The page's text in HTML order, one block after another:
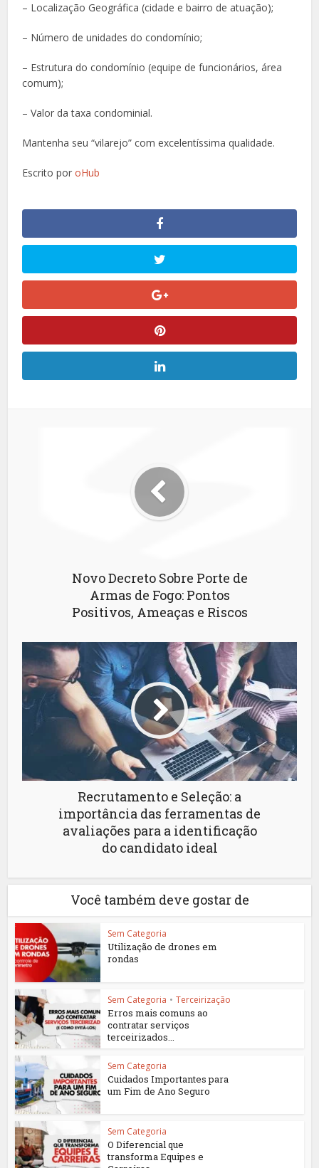
– Localização Geográfica (cidade e bairro de atuação);
– Número de unidades do condomínio;
– Estrutura do condomínio (equipe de funcionários, área
comum);
– Valor da taxa condominial.
Mantenha seu “vilarejo” com excelentíssima qualidade.
Escrito poroHub
Novo Decreto Sobre Porte de
Armas de Fogo: Pontos
Positivos, Ameaças e Riscos
Recrutamento e Seleção: a
importância das ferramentas de
avaliações para a identificação
do candidato ideal
Você também deve gostar de
Sem Categoria
Utilização de drones em
rondas
Sem Categoria • Terceirização
Erros mais comuns ao
contratar serviços
terceirizados...
Sem Categoria
Cuidados Importantes para
um Fim de Ano Seguro
Sem Categoria
O Diferencial que
transforma Equipes e